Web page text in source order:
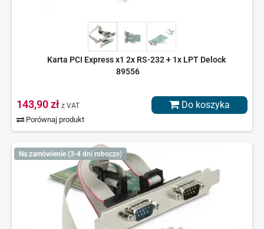
Karta PCI Express x1 2x RS-232 + 1x LPT Delock
89556
143,90 zł z VAT
Porównaj produkt
Do koszyka
Na zamówienie (3-4 dni robocze)